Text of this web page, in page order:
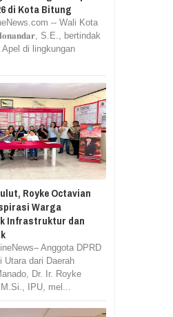
di Kota Bitung
-- Wali Kota
S.E., bertindak
di lingkungan
Royke Octavian
Warga
Infrastruktur dan
Anggota DPRD
Utara dari Daerah
Dr. Ir. Royke
IPU, mel...